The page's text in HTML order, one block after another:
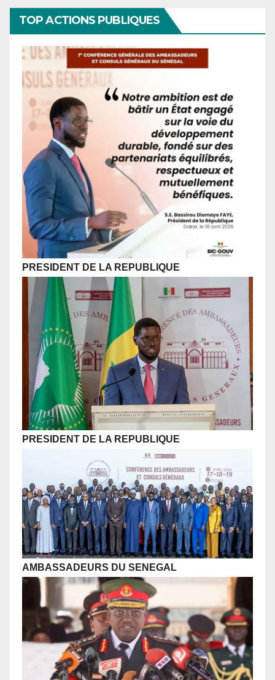
TOP ACTIONS PUBLIQUES
PRESIDENT DE LA REPUBLIQUE
PRESIDENT DE LA REPUBLIQUE
AMBASSADEURS DU SENEGAL